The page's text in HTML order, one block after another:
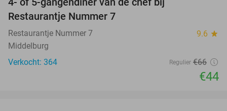
Restaurantje Nummer 7
Restaurantje Nummer 7 9.6 star
Middelburg
Verkocht: 364
Regulier €66
€44